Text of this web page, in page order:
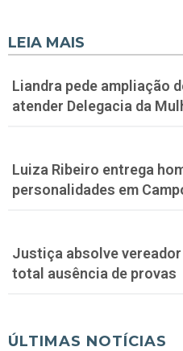
LEIA MAIS
Liandra pede ampliação
atender Delegacia da
Luiza Ribeiro entrega
personalidades em
Justiça absolve
total ausência de provas
ÚLTIMAS NOTÍCIAS